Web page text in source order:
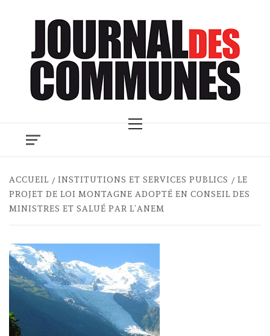
Menu
ACCUEIL INSTITUTIONS ET SERVICES PUBLICS
LE
PROJET DE LOI MONTAGNE ADOPTÉ EN CONSEIL DES
MINISTRES ET SALUÉ PAR L’ANEM